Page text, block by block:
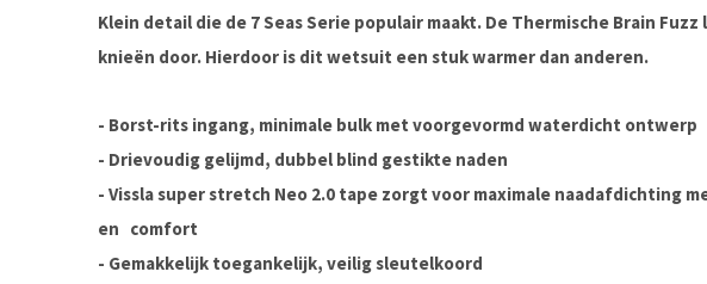
Klein detail die de 7 Seas Serie populair maakt. De Thermische Brain
knieën door. Hierdoor is dit wetsuit een stuk warmer dan anderen.
- Borst-rits ingang, minimale bulk met voorgevormd waterdicht ontwerp
- Drievoudig gelijmd, dubbel blind gestikte naden
- Vissla super stretch Neo 2.0 tape zorgt voor maximale naadafdichting
en comfort
- Gemakkelijk toegankelijk, veilig sleutelkoord